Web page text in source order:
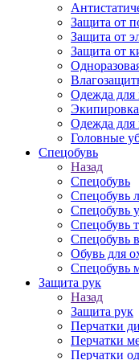
Защита от
Защита от
Защита от
Одежда для
Одежда для
Головные
Спецобувь
Назад
Спецобувь
Спецобувь
Спецобувь
Спецобувь
Спецобувь
Обувь для
Спецобувь
Защита рук
Назад
Защита рук
Перчатки
Перчатки
Перчатки